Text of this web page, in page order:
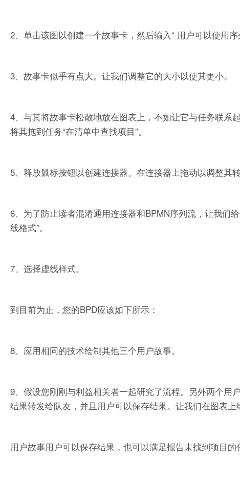
2、单击该图以创建一个故事卡，然后输入“ 用户可以使用序
3、故事卡似乎有点大。让我们调整它的大小以使其更小。
4、与其将故事卡松散地放在图表上，不如让它与任务联系
将其拖到任务“在清单中查找项目”。
5、释放鼠标按钮以创建连接器。在连接器上拖动以调整其转
6、为了防止读者混淆通用连接器和BPMN序列流，让我们
线格式”。
7、选择虚线样式。
到目前为止，您的BPD应该如下所示：
8、应用相同的技术绘制其他三个用户故事。
9、假设您刚刚与利益相关者一起研究了流程。另外两个用
结果转发给队友，并且用户可以保存结果。让我们在图表上
用户故事用户可以保存结果，也可以满足报告未找到项目